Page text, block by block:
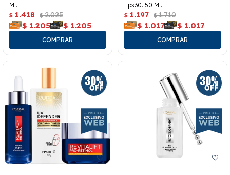
Ml.
$ 1.418 $ 2.025
$ 1.205 $ 1.205
Fps30. 50 Ml.
$ 1.197 $ 1.710
$ 1.017 $ 1.017